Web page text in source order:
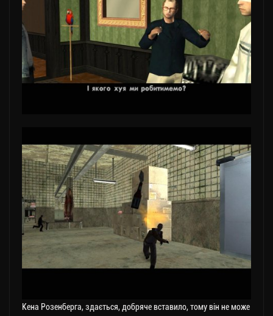
Кена Розенберга, здається, добряче вставило, тому він не може